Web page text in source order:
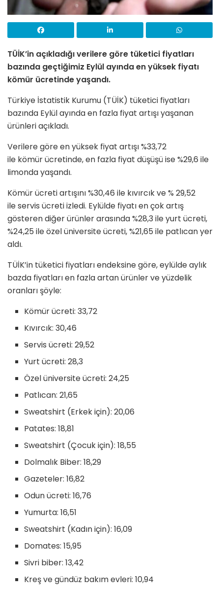
TÜİK’in açıkladığı verilere göre tüketici fiyatları
bazında geçtiğimiz Eylül ayında en yüksek fiyatı
kömür ücretinde yaşandı.
Türkiye İstatistik Kurumu (TÜİK) tüketici fiyatları
bazında Eylül ayında en fazla fiyat artışı yaşanan
ürünleri açıkladı.
Verilere göre en yüksek fiyat artışı %33,72
ile kömür ücretinde, en fazla fiyat düşüşü ise %29,6 ile
limonda yaşandı.
Kömür ücreti artışını %30,46 ile kıvırcık ve % 29,52
ile servis ücreti izledi. Eylülde fiyatı en çok artış
gösteren diğer ürünler arasında %28,3 ile yurt ücreti,
%24,25 ile özel üniversite ücreti, %21,65 ile patlıcan yer
aldı.
TÜİK’in tüketici fiyatları endeksine göre, eylülde aylık
bazda fiyatları en fazla artan ürünler ve yüzdelik
oranları şöyle:
Kömür ücreti: 33,72
Kıvırcık: 30,46
Servis ücreti: 29,52
Yurt ücreti: 28,3
Özel üniversite ücreti: 24,25
Patlıcan: 21,65
Sweatshirt (Erkek için): 20,06
Patates: 18,81
Sweatshirt (Çocuk için): 18,55
Dolmalık Biber: 18,29
Gazeteler: 16,82
Odun ücreti: 16,76
Yumurta: 16,51
Sweatshirt (Kadın için): 16,09
Domates: 15,95
Sivri biber: 13,42
Kreş ve gündüz bakım evleri: 10,94